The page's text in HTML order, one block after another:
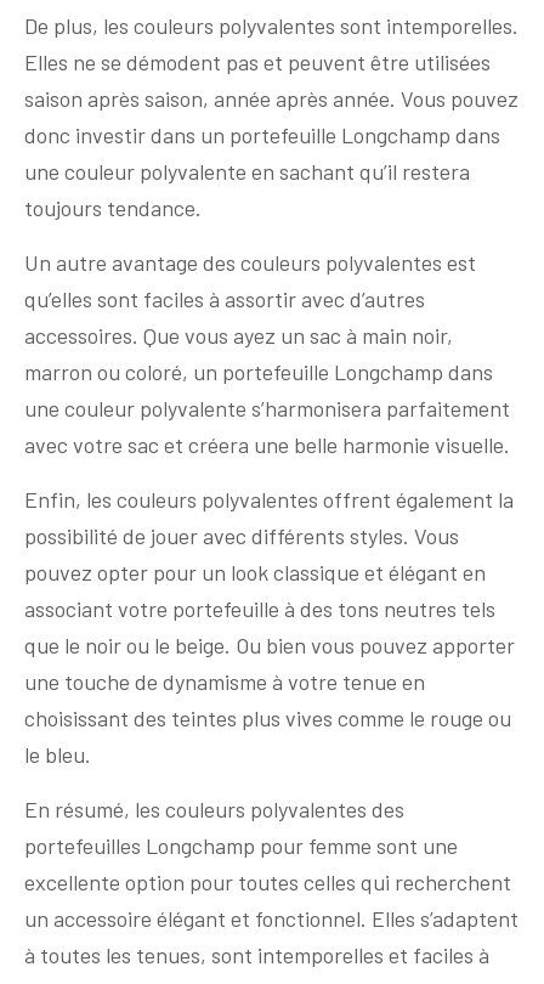
De plus, les couleurs polyvalentes sont intemporelles.
Elles ne se démodent pas et peuvent être utilisées
saison après saison, année après année. Vous pouvez
donc investir dans un portefeuille Longchamp dans
une couleur polyvalente en sachant qu’il restera
toujours tendance.
Un autre avantage des couleurs polyvalentes est
qu’elles sont faciles à assortir avec d’autres
accessoires. Que vous ayez un sac à main noir,
marron ou coloré, un portefeuille Longchamp dans
une couleur polyvalente s’harmonisera parfaitement
avec votre sac et créera une belle harmonie visuelle.
Enfin, les couleurs polyvalentes offrent également la
possibilité de jouer avec différents styles. Vous
pouvez opter pour un look classique et élégant en
associant votre portefeuille à des tons neutres tels
que le noir ou le beige. Ou bien vous pouvez apporter
une touche de dynamisme à votre tenue en
choisissant des teintes plus vives comme le rouge ou
le bleu.
En résumé, les couleurs polyvalentes des
portefeuilles Longchamp pour femme sont une
excellente option pour toutes celles qui recherchent
un accessoire élégant et fonctionnel. Elles s’adaptent
à toutes les tenues, sont intemporelles et faciles à